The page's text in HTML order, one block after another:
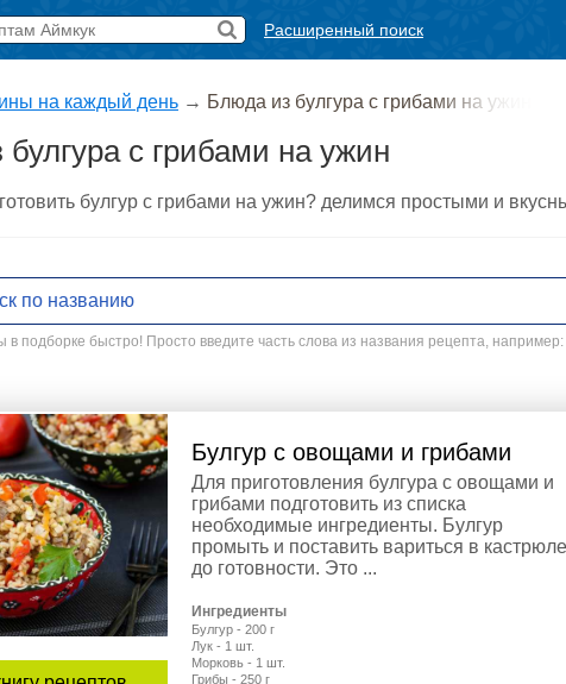
Расширенный поиск
на каждый день → Блюда из булгура с грибами на ужин
с грибами на ужин
булгур с грибами на ужин? делимся простыми и
в подборке быстро! Просто введите часть слова из названия рецепта, например:
Булгур с овощами и грибами
Для приготовления булгура с овощами и
грибами подготовить из списка
необходимые ингредиенты. Булгур
промыть и поставить вариться в кастрюле
до готовности. Это ...
Ингредиенты
Булгур - 200 г
Лук - 1 шт.
Морковь - 1 шт.
Грибы - 250 г